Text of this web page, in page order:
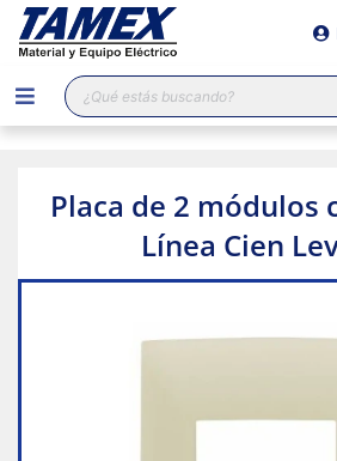
Búsqueda
de
productos
Placa de 2 módulos
Línea Cien